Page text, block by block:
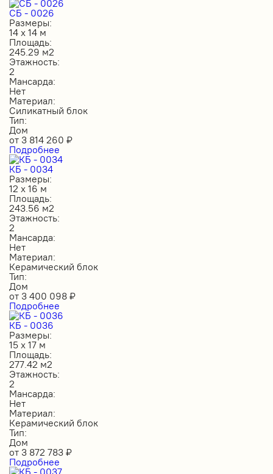
СБ - 0026
Размеры:
14 х 14 м
Площадь:
245.29 м2
Этажность:
2
Мансарда:
Нет
Материал:
Силикатный блок
Тип:
Дом
от 3 814 260 ₽
Подробнее
КБ - 0034
Размеры:
12 х 16 м
Площадь:
243.56 м2
Этажность:
2
Мансарда:
Нет
Материал:
Керамический блок
Тип:
Дом
от 3 400 098 ₽
Подробнее
КБ - 0036
Размеры:
15 х 17 м
Площадь:
277.42 м2
Этажность:
2
Мансарда:
Нет
Материал:
Керамический блок
Тип:
Дом
от 3 872 783 ₽
Подробнее